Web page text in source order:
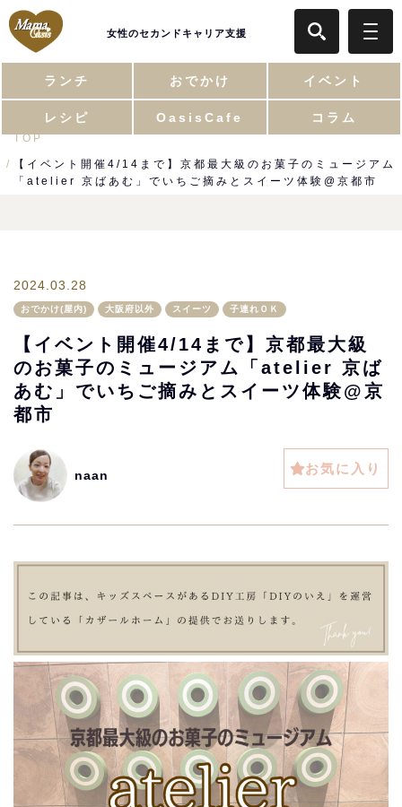
女性のセカンドキャリア支援
ランチ おでかけ イベント
レシピ OasisCafe コラム
TOP
【イベント開催4/14まで】京都最大級のお菓子のミュージアム
「atelier 京ばあむ」でいちご摘みとスイーツ体験@京都市
2024.03.28
おでかけ(屋内) 大阪府以外 スイーツ 子連れＯＫ
【イベント開催4/14まで】京都最大級
のお菓子のミュージアム「atelier 京ば
あむ」でいちご摘みとスイーツ体験@京
都市
naan お気に入り